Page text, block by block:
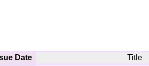
Date Title